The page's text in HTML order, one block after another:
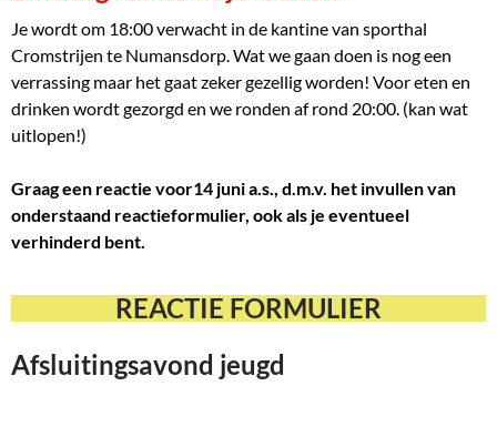
Je wordt om 18:00 verwacht in de kantine van sporthal
Cromstrijen te Numansdorp. Wat we gaan doen is nog een
verrassing maar het gaat zeker gezellig worden! Voor eten en
drinken wordt gezorgd en we ronden af rond 20:00. (kan wat
uitlopen!)
Graag een reactie voor14 juni a.s., d.m.v. het invullen van
onderstaand reactieformulier, ook als je eventueel
verhinderd bent.
REACTIE FORMULIER
Afsluitingsavond jeugd